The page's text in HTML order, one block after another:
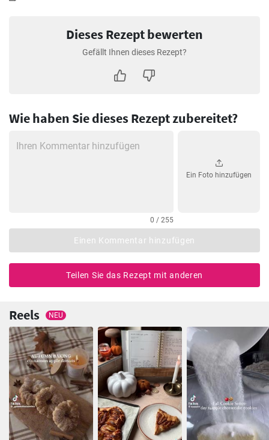
Dieses Rezept bewerten
Gefällt Ihnen dieses Rezept?
Wie haben Sie dieses Rezept zubereitet?
0 / 255
Ein Foto hinzufügen
Einen Kommentar hinzufügen
Teilen Sie das Rezept mit anderen
Reels NEU